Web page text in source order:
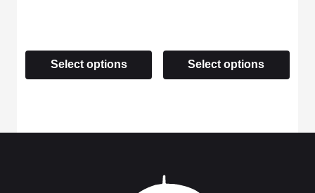
Select options Select options